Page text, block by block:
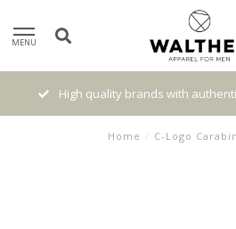
MENU
High quality brands with
Home / C-Logo